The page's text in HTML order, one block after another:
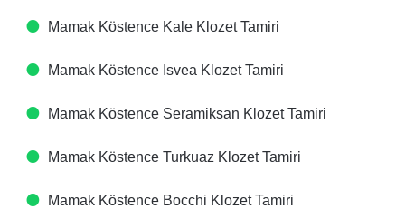
Mamak Köstence Kale Klozet Tamiri
Mamak Köstence Isvea Klozet Tamiri
Mamak Köstence Seramiksan Klozet Tamiri
Mamak Köstence Turkuaz Klozet Tamiri
Mamak Köstence Bocchi Klozet Tamiri